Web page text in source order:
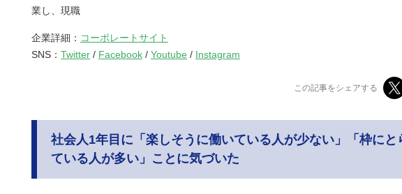
業し、現職
企業詳細： コーポレートサイト
SNS： Twitter / Facebook / Youtube / Instagram
この記事をシェアする
社会人1年目に「楽しそうに働いている人が少ない」「枠にと
ている人が多い」ことに気づいた